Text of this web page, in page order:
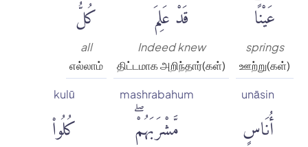
عَيْنًاۖ
springs
ஊற்று(கள்)
قَدْ عَلِمَ
Indeed knew
திட்டமாக அறிந்தார்(கள்)
كُلُّ
all
எல்லாம்
unāsin
أُنَاسٍ
mashrabahum
مَّشْرَبَهُمْۖ
kulū
كُلُوا۟